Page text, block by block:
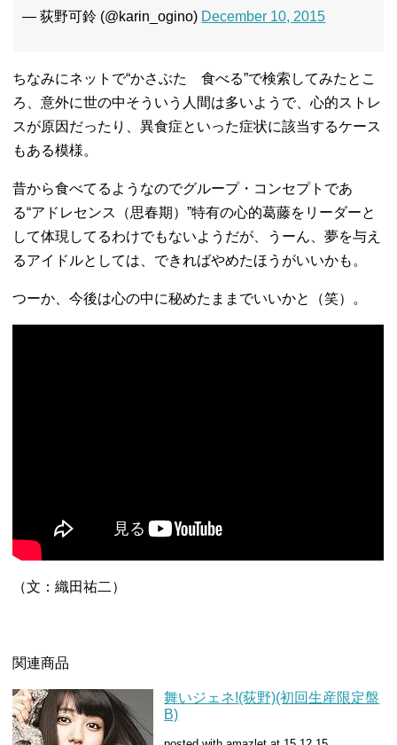
— 荻野可鈴 (@karin_ogino) December 10, 2015
ちなみにネットで“かさぶた 食べる”で検索してみたとこ
ろ、意外に世の中そういう人間は多いようで、心的ストレ
スが原因だったり、異食症といった症状に該当するケース
もある模様。
昔から食べてるようなのでグループ・コンセプトであ
る“アドレセンス（思春期）”特有の心的葛藤をリーダーと
して体現してるわけでもないようだが、うーん、夢を与え
るアイドルとしては、できればやめたほうがいいかも。
つーか、今後は心の中に秘めたままでいいかと（笑）。
（文：織田祐二）
関連商品
舞いジェネ!(荻野)(初回生産限定盤
B)